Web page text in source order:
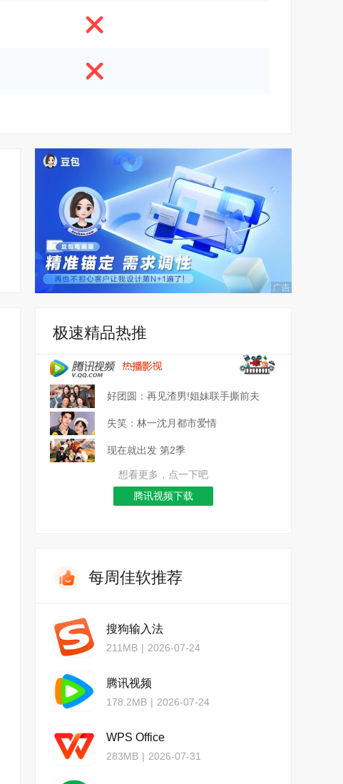
极速精品热推
好团圆：再见渣男!姐妹联手撕前夫
失笑：林一沈月都市爱情
现在就出发 第2季
想看更多，点一下吧
腾讯视频下载
每周佳软推荐
搜狗输入法
211MB | 2026-07-24
腾讯视频
178.2MB | 2026-07-24
WPS Office
283MB | 2026-07-31